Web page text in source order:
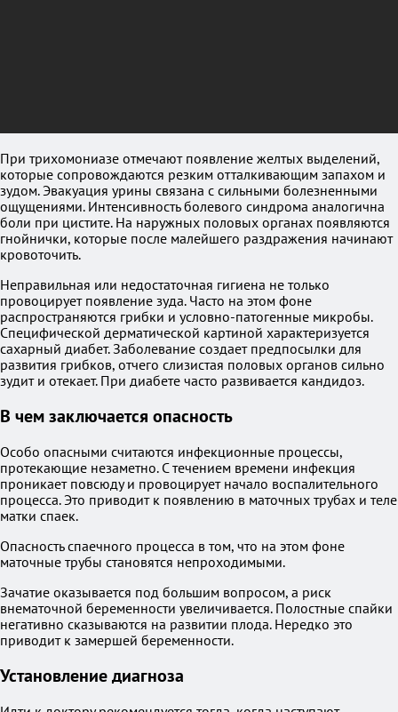
При трихомониазе отмечают появление желтых выделений,
которые сопровождаются резким отталкивающим запахом и
зудом. Эвакуация урины связана с сильными болезненными
ощущениями. Интенсивность болевого синдрома аналогична
боли при цистите. На наружных половых органах появляются
гнойнички, которые после малейшего раздражения начинают
кровоточить.
Неправильная или недостаточная гигиена не только
провоцирует появление зуда. Часто на этом фоне
распространяются грибки и условно-патогенные микробы.
Специфической дерматической картиной характеризуется
сахарный диабет. Заболевание создает предпосылки для
развития грибков, отчего слизистая половых органов сильно
зудит и отекает. При диабете часто развивается кандидоз.
В чем заключается опасность
Особо опасными считаются инфекционные процессы,
протекающие незаметно. С течением времени инфекция
проникает повсюду и провоцирует начало воспалительного
процесса. Это приводит к появлению в маточных трубах и теле
матки спаек.
Опасность спаечного процесса в том, что на этом фоне
маточные трубы становятся непроходимыми.
Зачатие оказывается под большим вопросом, а риск
внематочной беременности увеличивается. Полостные спайки
негативно сказываются на развитии плода. Нередко это
приводит к замершей беременности.
Установление диагноза